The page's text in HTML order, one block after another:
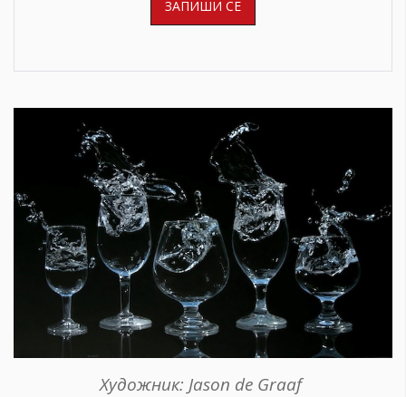
Художник: Jason de Graaf